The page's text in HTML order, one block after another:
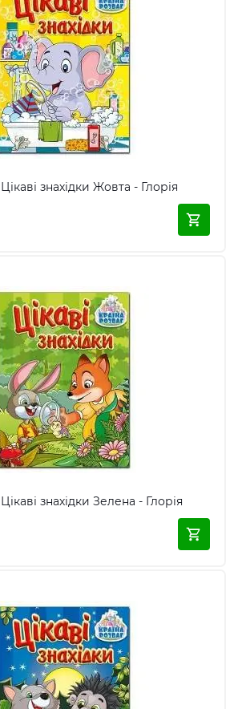
знахідки Жовта - Глорія
знахідки Зелена - Глорія